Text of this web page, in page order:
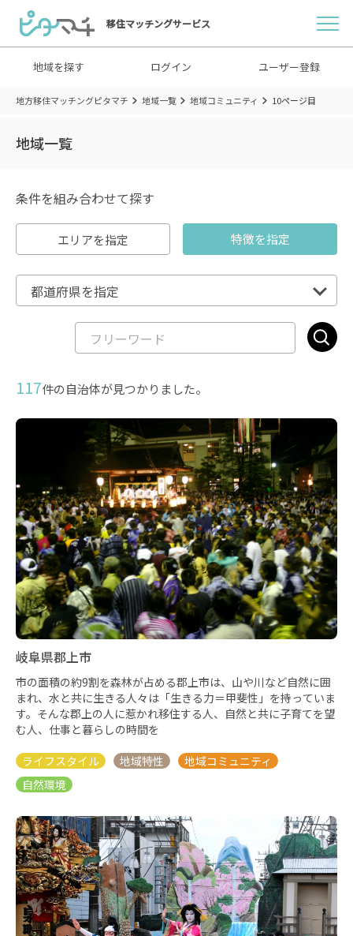
移住マッチングサービス
地域を探す ログイン ユーザー登録
地方移住マッチングピタマチ 地域一覧 地域コミュニティ 10ページ目
地域一覧
条件を組み合わせて探す
エリアを指定 特徴を指定
117件の自治体が見つかりました。
岐阜県郡上市
市の面積の約9割を森林が占める郡上市は、山や川など自然に囲
まれ、水と共に生きる人々は「生きる力＝甲斐性」を持っていま
す。そんな郡上の人に惹かれ移住する人、自然と共に子育てを望
む人、仕事と暮らしの時間を